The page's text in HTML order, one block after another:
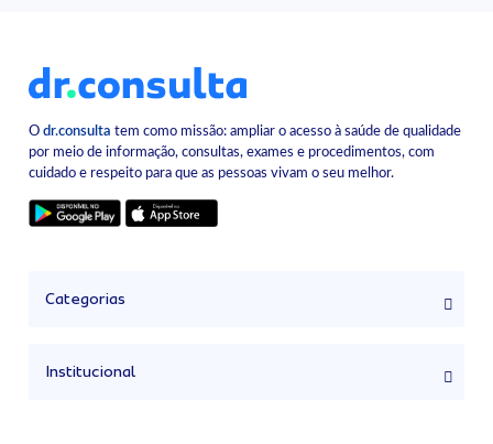
Odr.consulta tem como missão: ampliar o acesso à saúde de qualidade
por meio de informação, consultas, exames e procedimentos, com
cuidado e respeito para que as pessoas vivam o seu melhor.
Categorias
Institucional